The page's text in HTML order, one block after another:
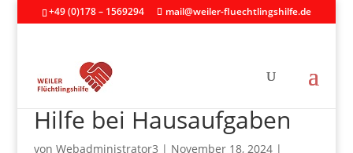
+49 (0)178 – 1569294 mail@weiler-fluechtlingshilfe.de
Hilfe bei Hausaufgaben
von Webadministrator3 | November 18, 2024|